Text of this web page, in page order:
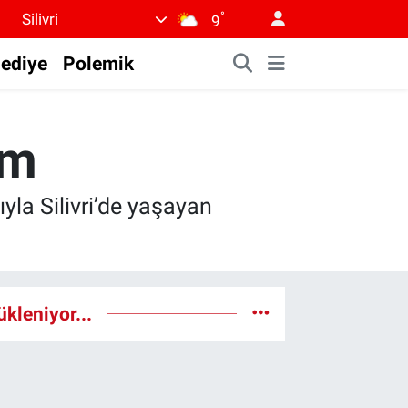
Silivri 9°
Polemik
Silivri’de yaşayan